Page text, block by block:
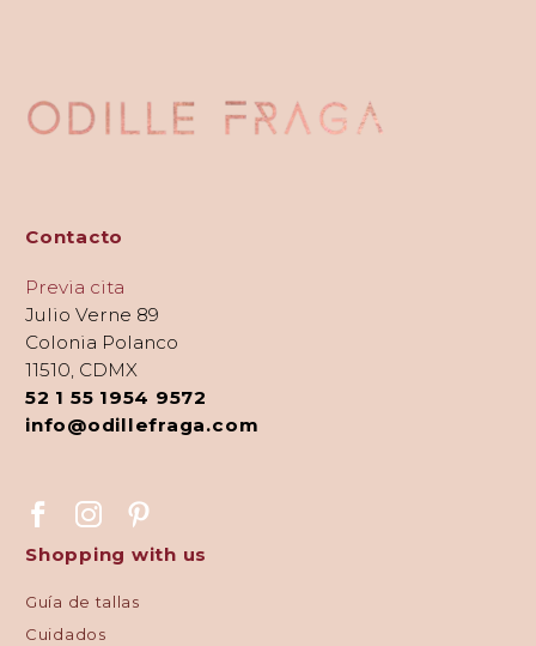
Contacto
Previa cita
Julio Verne 89
Colonia Polanco
11510, CDMX
52 1 55 1954 9572
info@odillefraga.com
Shopping with us
Guía de tallas
Cuidados